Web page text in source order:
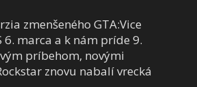
zmenšeného GTA:Vice
6. marca a k nám príde 9.
príbehom, novými
znovu nabalí vrecká